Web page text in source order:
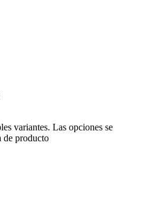
variantes. Las opciones se
de producto